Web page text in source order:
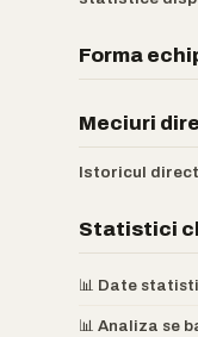
Forma
Meciuri
Istoricul direct
Statistici
📊 Date
📊 Analiza se